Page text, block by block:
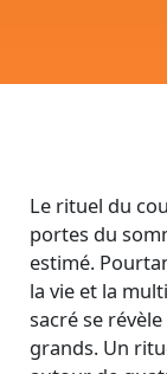
Le rituel du
portes du
estimé.
la vie et la
sacré se
grands. Un